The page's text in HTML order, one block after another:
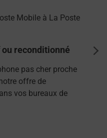
reconditionné
pas cher proche
offre de
vos bureaux de